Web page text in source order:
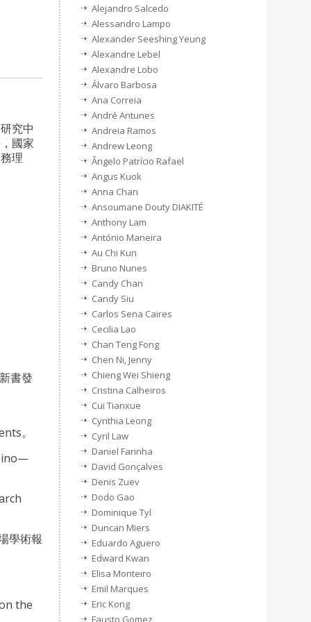
究中
國家
理
書發
。
學術報
the
Alejandro Salcedo
Alessandro Lampo
Alexander Seeshing Yeung
Alexandre Lebel
Alexandre Lobo
Álvaro Barbosa
Ana Correia
André Antunes
Andreia Ramos
Andrew Leong
Ângelo Patrício Rafael
Angus Kuok
Anna Chan
Ansoumane Douty DIAKITÉ
Anthony Lam
António Maneira
Au Chi Kun
Bruno Nunes
Candy Chan
Candy Siu
Carlos Sena Caires
Cecilia Lao
Chan Teng Fong
Chen Ni, Jenny
Chieng Wei Shieng
Cristina Calheiros
Cui Tianxue
Cynthia Leong
Cyril Law
Daniel Farinha
David Gonçalves
Denis Zuev
Dodo Gao
Dominique Tyl
Duncan Miers
Eduardo Aguero
Edward Kwan
Elisa Monteiro
Emil Marques
Eric Kong
Fausto Gomez